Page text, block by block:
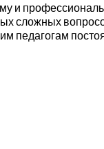
и
сложных
педагогам